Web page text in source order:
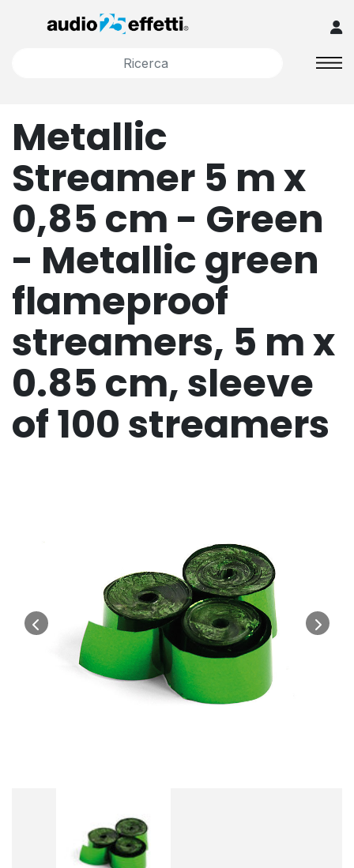
Metallic
Streamer 5 m x
0,85 cm - Green
- Metallic green
flameproof
streamers, 5 m x
0.85 cm, sleeve
of 100 streamers